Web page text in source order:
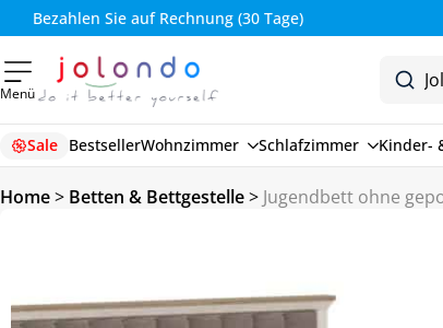
Bezahlen Sie auf Rechnung (30 Tage)
Menü
Sale BestsellerWohnzimmer Schlafzimmer Kinder-
Home> Betten & Bettgestelle> Jugendbett ohne